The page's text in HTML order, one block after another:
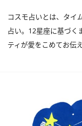
コスモ占いとは、タイ
占い。12星座に基づ
ティが愛をこめてお伝